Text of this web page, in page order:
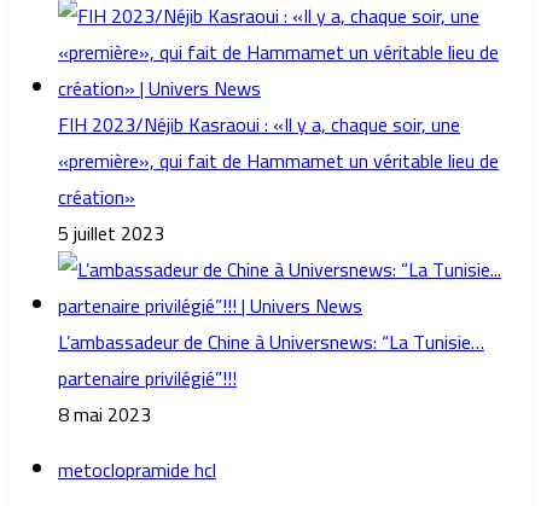
FIH 2023/Néjib Kasraoui : «Il y a, chaque soir, une
«première», qui fait de Hammamet un véritable lieu de
création»
5 juillet 2023
L’ambassadeur de Chine à Universnews: “La Tunisie…
partenaire privilégié”!!!
8 mai 2023
metoclopramide hcl